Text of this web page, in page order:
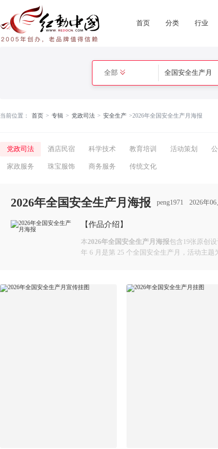
首页 分类 行业
全部
当前位置： 首页 > 专辑 > 党政司法 > 安全生产 >2026年全国安全生产月海报
党政司法 酒店民宿 科学技术 教育培训 活动策划
家政服务 珠宝服饰 商务服务 传统文化
2026年全国安全生产月海报 peng1971 2026年
【作品介绍】
本2026年全国安全生产月海报包含19张原创
年 6 月是第 25 个全国安全生产月‌，活动主